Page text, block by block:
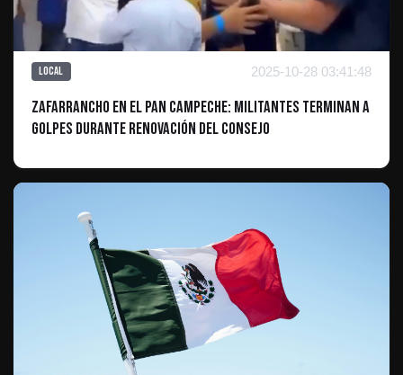
Local 2025-10-28 03:41:48
Zafarrancho en el PAN Campeche: Militantes Terminan a
Golpes Durante Renovación del Consejo